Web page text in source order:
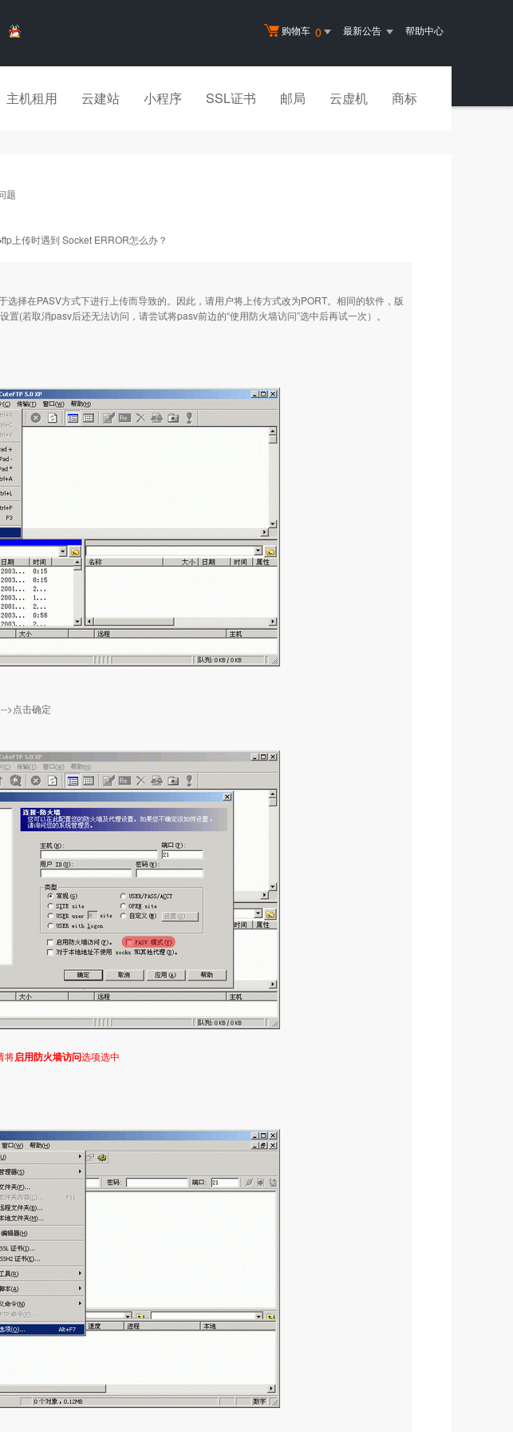
购物车 0 最新公告 帮助中心
主机租用 云建站 小程序 SSL证书 邮局 云虚机 商标
题
上传时遇到 Socket ERROR怎么办？
择在PASV方式下进行上传而导致的。因此，请用户将上传方式改为PORT。相同的软件，版
(若取消pasv后还无法访问，请尝试将pasv前边的“使用防火墙访问”选中后再试一次）。
>点击确定
将启用防火墙访问选项选中